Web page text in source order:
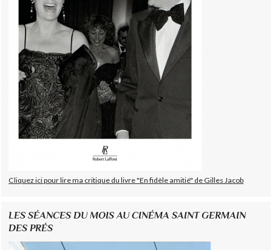
Cliquez ici pour lire ma critique du livre "En fidèle amitié" de Gilles Jacob
LES SÉANCES DU MOIS AU CINÉMA SAINT GERMAIN
DES PRÉS